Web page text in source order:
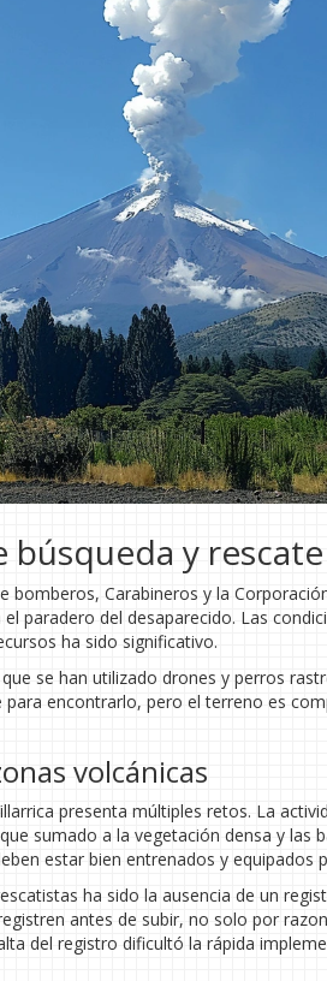
y rescate
bomberos, Carabineros y la
paradero del desaparecido. Las
ha sido significativo.
se han utilizado drones y perros
encontrarlo, pero el terreno es
volcánicas
presenta múltiples retos. La
sumado a la vegetación densa y las
estar bien entrenados y equipados
ha sido la ausencia de un
antes de subir, no solo por
del registro dificultó la rápida